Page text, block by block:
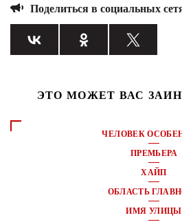
Поделиться в социальных
ЭТО МОЖЕТ ВАС
ЧЕЛОВЕК
ПРЕМЬЕРА
ХАЙП
ОБЛАСТЬ
ИМЯ УЛИЦЫ